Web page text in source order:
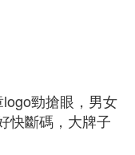
勁搶眼，男女
快斷碼，大牌子